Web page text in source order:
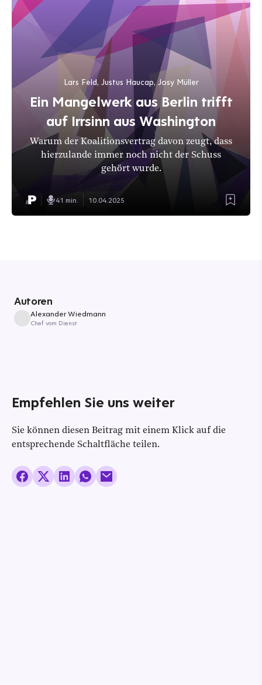
Lars Feld, Justus Haucap, Josy Müller
Ein Mangelwerk aus Berlin trifft
auf Irrsinn aus Washington
Warum der Koalitionsvertrag davon zeugt, dass
hierzulande immer noch nicht der Schuss
gehört wurde.
41 min. 10.04.2025
Autoren
Alexander Wiedmann
Chef vom Dienst
Empfehlen Sie uns weiter
Sie können diesen Beitrag mit einem Klick auf die
entsprechende Schaltfläche teilen.